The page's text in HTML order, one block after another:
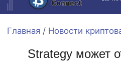
Главная / Новости
Strategy может